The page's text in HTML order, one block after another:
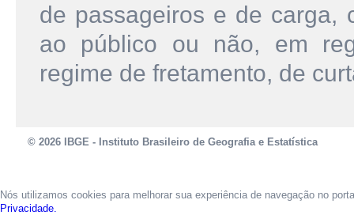
de passageiros e de carga,
ao público ou não, em
regime de fretamento, de
© 2026 IBGE - Instituto Brasileiro de Geografia e Estatística
Nós utilizamos cookies para melhorar sua experiência de navegação no
Privacidade.